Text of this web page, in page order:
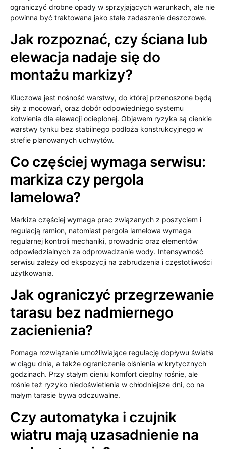
ograniczyć drobne opady w sprzyjających warunkach, ale nie
powinna być traktowana jako stałe zadaszenie deszczowe.
Jak rozpoznać, czy ściana lub
elewacja nadaje się do
montażu markizy?
Kluczowa jest nośność warstwy, do której przenoszone będą
siły z mocowań, oraz dobór odpowiedniego systemu
kotwienia dla elewacji ocieplonej. Objawem ryzyka są cienkie
warstwy tynku bez stabilnego podłoża konstrukcyjnego w
strefie planowanych uchwytów.
Co częściej wymaga serwisu:
markiza czy pergola
lamelowa?
Markiza częściej wymaga prac związanych z poszyciem i
regulacją ramion, natomiast pergola lamelowa wymaga
regularnej kontroli mechaniki, prowadnic oraz elementów
odpowiedzialnych za odprowadzanie wody. Intensywność
serwisu zależy od ekspozycji na zabrudzenia i częstotliwości
użytkowania.
Jak ograniczyć przegrzewanie
tarasu bez nadmiernego
zacienienia?
Pomaga rozwiązanie umożliwiające regulację dopływu światła
w ciągu dnia, a także ograniczenie olśnienia w krytycznych
godzinach. Przy stałym cieniu komfort cieplny rośnie, ale
rośnie też ryzyko niedoświetlenia w chłodniejsze dni, co na
małym tarasie bywa odczuwalne.
Czy automatyka i czujnik
wiatru mają uzasadnienie na